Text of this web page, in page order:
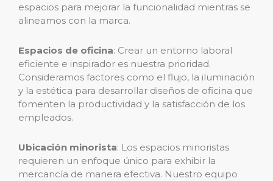
espacios para mejorar la funcionalidad mientras se
alineamos con la marca.
Espacios de oficina: Crear un entorno laboral
eficiente e inspirador es nuestra prioridad.
Consideramos factores como el flujo, la iluminación
y la estética para desarrollar diseños de oficina que
fomenten la productividad y la satisfacción de los
empleados.
Ubicación minorista: Los espacios minoristas
requieren un enfoque único para exhibir la
mercancía de manera efectiva. Nuestro equipo